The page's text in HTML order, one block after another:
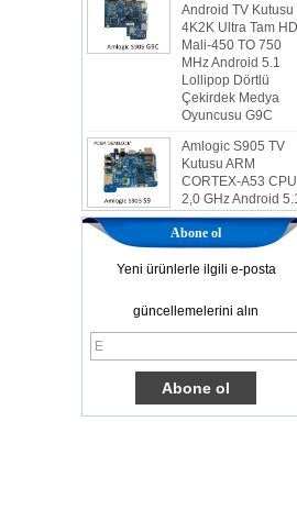
4K2K Ultra Tam HD
Mali-450 TO 750
MHz Android 5.1
Lollipop Dörtlü
Çekirdek Medya
Oyuncusu G9C
Amlogic S905 TV
Kutusu ARM
CORTEX-A53 CPU
2,0 GHz Android 5.1
Lollipop 1G/8G
4K2K Android TV
Kutusu Medya
Oyuncusu S9
En Yeni Amlogic
Android 6.0 OS
Amlogic S905X TV
Çekirdek Ott TV
Kutusu VP9 H.265
Akıllı TV Kutusu X96
Abone ol
Yeni ürünlerle ilgili e-posta
güncellemelerini alın